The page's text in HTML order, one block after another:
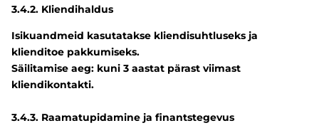
3.4.2. Kliendihaldus
Isikuandmeid kasutatakse kliendisuhtluseks ja
klienditoe pakkumiseks.
Säilitamise aeg: kuni 3 aastat pärast viimast
kliendikontakti.
3.4.3. Raamatupidamine ja finantstegevus